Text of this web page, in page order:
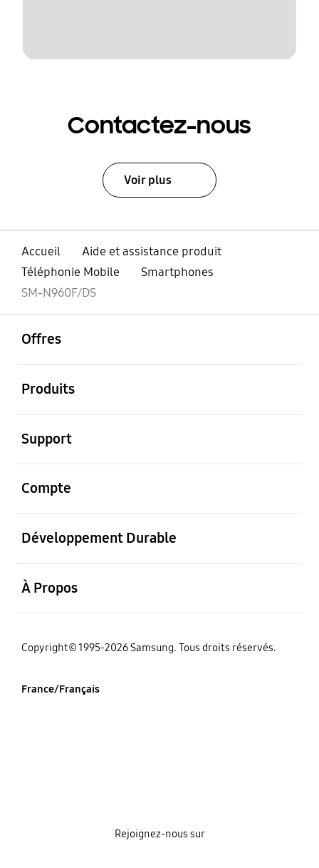
Contactez-nous
Voir plus
Accueil
Aide et assistance produit
Téléphonie Mobile
Smartphones
SM-N960F/DS
Offres
Produits
Support
Compte
Développement Durable
À Propos
‌Copyright© 1995-2026 Samsung. Tous droits réservés.
France/Français
Rejoignez-nous sur